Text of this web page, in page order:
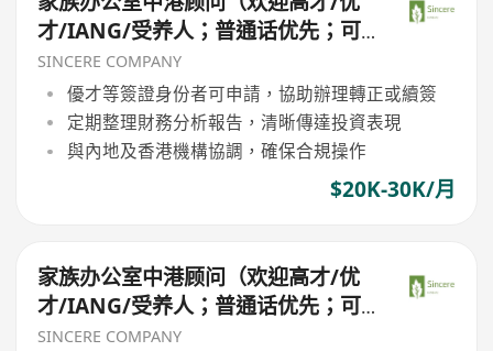
才/IANG/受养人；普通话优先；可
转正/续签）
SINCERE COMPANY
優才等簽證身份者可申請，協助辦理轉正或續簽
定期整理財務分析報告，清晰傳達投資表現
與內地及香港機構協調，確保合規操作
$20K-30K/月
家族办公室中港顾问（欢迎高才/优
才/IANG/受养人；普通话优先；可
转正/续签）
SINCERE COMPANY